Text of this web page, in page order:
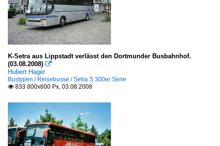
Neoplan Cityliner
Neoplan Skyliner
Neoplan Tourliner
Setra S 200er Serie
Setra S 400er Serie (Comfort Class)
Setra S 400er Serie (Top Class)
Sonstige
Stadtbusse
2010
2010
2011
2013
2014
2017
2018
K-Setra aus Lippstadt verlässt den Dortmunder Busbahnhof.
(03.08.2008) 
Hubert Hager
Bustypen / Reisebusse / Setra S 300er Serie
 833 800x600 Px, 03.08.2008